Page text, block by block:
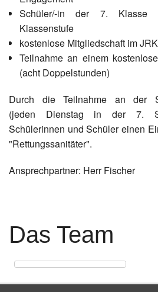
Schüler/-in der 7. Klasse
Klassenstufe
kostenlose Mitgliedschaft im JRK
Teilnahme an einem
(acht Doppelstunden)
Durch die Teilnahme an der
(jeden Dienstag in der 7.
Schülerinnen und Schüler einen
"Rettungssanitäter".
Ansprechpartner: Herr Fischer
Das Team